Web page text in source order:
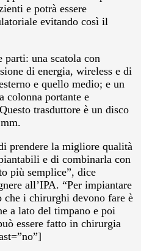
e potrà essere
evitando così il
parti: una scatola con
di energia, wireless e di
e quello medio; e un
colonna portante e
trasduttore è un disco
prendere la migliore qualità
e di combinarla con
più semplice”, dice
all’IPA. “Per impiantare
i chirurghi devono fare è
a lato del timpano e poi
essere fatto in chirurgia